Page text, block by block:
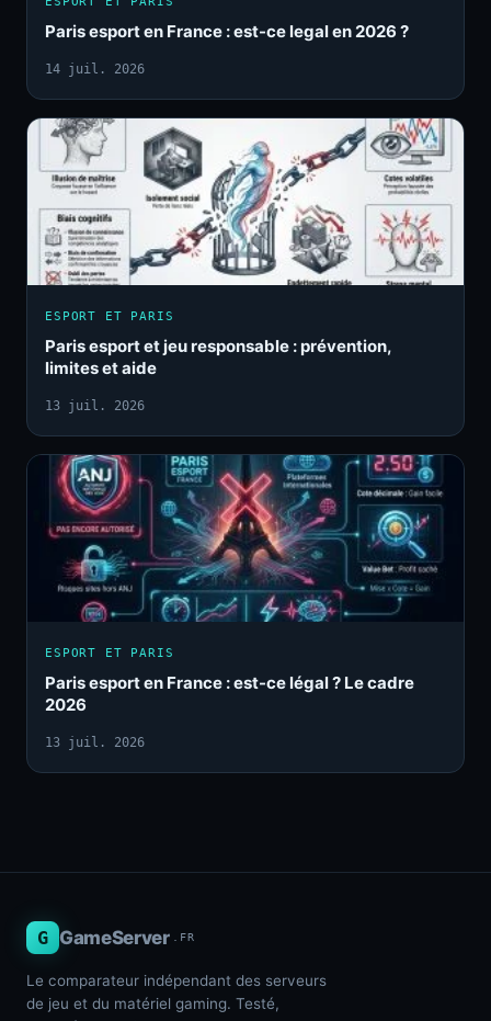
Paris esport en France : est-ce legal en 2026 ?
14 juil. 2026
ESPORT ET PARIS
Paris esport et jeu responsable : prévention,
limites et aide
13 juil. 2026
ESPORT ET PARIS
Paris esport en France : est-ce légal ? Le cadre
2026
13 juil. 2026
G GameServer .FR
Le comparateur indépendant des serveurs
de jeu et du matériel gaming. Testé,